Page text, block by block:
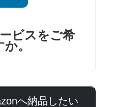
ビスをご希
。
へ納品したい